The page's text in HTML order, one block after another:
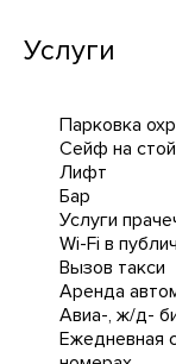
Услуги
Парковка
Сейф на
Лифт
Бар
Услуги
Wi-Fi в
Вызов такси
Аренда
Авиа-, ж/д-
Ежедневная